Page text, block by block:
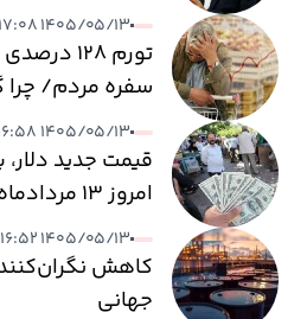
۱۴۰۵/۰۵/۱۳ ۱۷:۰۸
تورم ۱۲۸
سفره مردم/ چرا
۱۴۰۵/۰۵/۱۳ ۱۶:۵۸
قیمت جدید دلار،
امروز ۱۳ مردادماه ۱۴۰۵
۱۴۰۵/۰۵/۱۳ ۱۶:۵۲
کاهش
جهانی